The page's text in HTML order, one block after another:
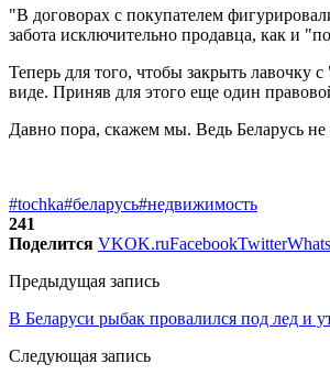
"В договорах с покупателем
забота исключительно продавца, как и
Теперь для того, чтобы закрыть лавочку
виде. Приняв для этого еще один
Давно пора, скажем мы. Ведь Беларусь
#tochka#беларусь#недвижимость
241
Поделится VKOK.ruFacebookTwitter
Предыдущая запись
В Беларуси рыбак провалился под лед и
Следующая запись